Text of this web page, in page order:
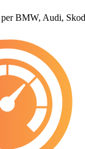
BMW, Audi,